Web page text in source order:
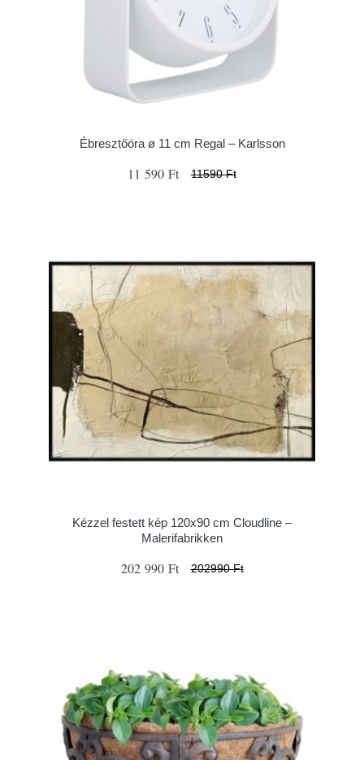
Ébresztőóra ø 11 cm Regal – Karlsson
11 590 Ft 11590 Ft
Kézzel festett kép 120x90 cm Cloudline –
Malerifabrikken
202 990 Ft 202990 Ft